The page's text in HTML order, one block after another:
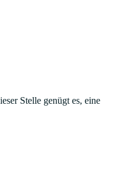
Stelle genügt es, eine